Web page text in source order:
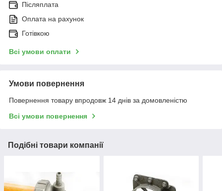
Післяплата
Оплата на рахунок
Готівкою
Всі умови оплати
Умови повернення
Повернення товару впродовж 14 днів за домовленістю
Всі умови повернення
Подібні товари компанії